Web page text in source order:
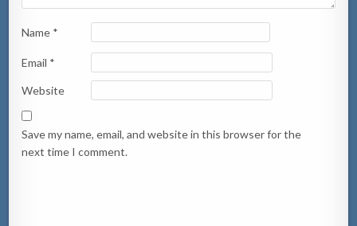
Name *
Email *
Website
Save my name, email, and website in this browser for the
next time I comment.